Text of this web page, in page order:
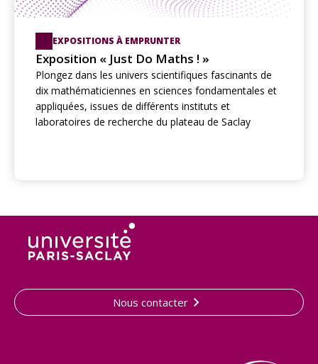
EXPOSITIONS À EMPRUNTER
Exposition « Just Do Maths ! »
Plongez dans les univers scientifiques fascinants de
dix mathématiciennes en sciences fondamentales et
appliquées, issues de différents instituts et
laboratoires de recherche du plateau de Saclay
Nous contacter